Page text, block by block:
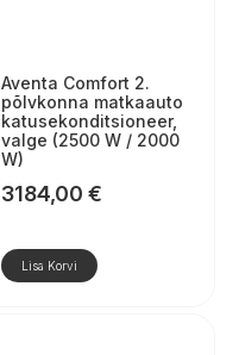
Aventa Comfort 2.
põlvkonna matkaauto
katusekonditsioneer,
valge (2500 W / 2000
W)
3184,00 €
Lisa Korvi